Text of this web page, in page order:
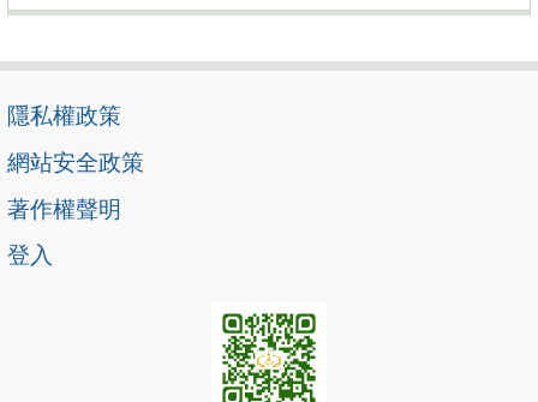
隱私權政策
網站安全政策
著作權聲明
登入